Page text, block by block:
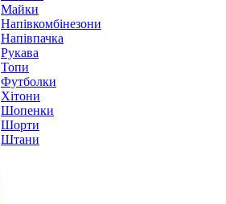
Майки
Напівкомбінезони
Напівпачка
Рукава
Топи
Футболки
Хітони
Шопенки
Шорти
Штани